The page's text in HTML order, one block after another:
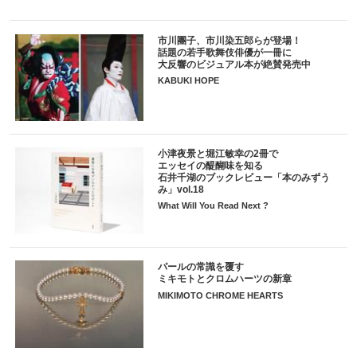
市川團子、市川染五郎らが登場！
話題の若手歌舞伎俳優が一冊に
大反響のビジュアル本が絶賛発売中
KABUKI HOPE
小津夜景と堀江敏幸の2冊で
エッセイの醍醐味を知る
石井千湖のブックレビュー「本のみずう
み」vol.18
What Will You Read Next ?
パールの常識を覆す
ミキモトとクロムハーツの新章
MIKIMOTO CHROME HEARTS